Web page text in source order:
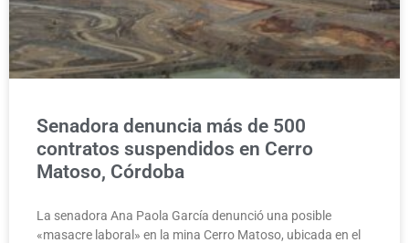
Senadora denuncia más de 500
contratos suspendidos en Cerro
Matoso, Córdoba
La senadora Ana Paola García denunció una posible
«masacre laboral» en la mina Cerro Matoso, ubicada en el